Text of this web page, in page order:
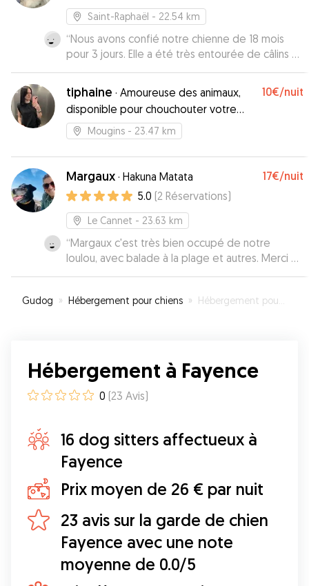
Saint-Raphaël - 22.54 km
“Nous avons confié notre chienne de 18 mois
pour 3 jours. Elle a été très entourée de câlins et
d'attention et s'est fait plein de copains”
tiphaine · Amoureuse des animaux,
disponible pour chouchouter votre
compagnon !
10€/nuit
Mougins - 23.47 km
Margaux · Hakuna Matata 17€/nuit
5.0 (2 Réservations)
Le Cannet - 23.63 km
“Margaux c'est très bien occupé de notre
loulou, avec balade à la plage et autres. Merci à
elle !”
Gudog » Hébergement pour chiens » Hébergement pour votre chien à Fayence
Hébergement à Fayence
0 (23 Avis)
16 dog sitters affectueux à
Fayence
Prix moyen de 26 € par nuit
23 avis sur la garde de chien
Fayence avec une note
moyenne de 0.0/5